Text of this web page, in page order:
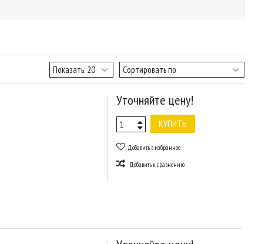
Уточняйте цену!
КУПИТЬ
Добавить в избранное
Добавить к сравнению